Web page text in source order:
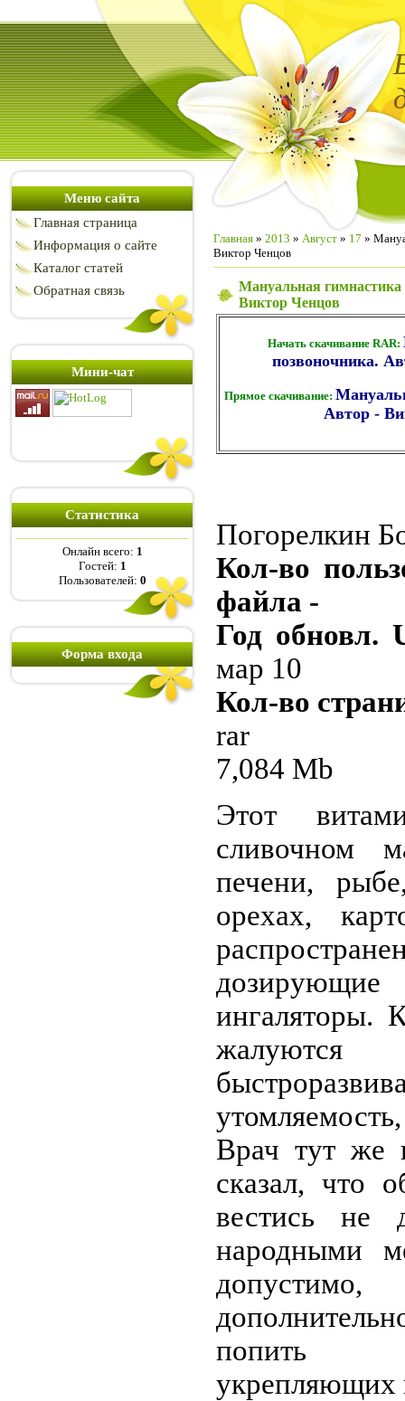
Меню сайта
Главная страница
Информация о сайте
Каталог статей
Обратная связь
Мини-чат
Статистика
Онлайн всего: 1
Гостей: 1
Пользователей: 0
Форма входа
Главная » 2013 » Август » 17 »
Виктор Ченцов
Мануальная
Виктор Ченцов
Начать скачивание RAR:
позвоночника.
Прямое скачивание:
Автор -
Погорелкин
Кол-во
файла -
Год обновл.
мар 10
Кол-во
rar
7,084 Mb
Этот
сливочном
печени,
орехах,
ингаляторы.
Врач тут же
сказал, что
вестись не
народными
попить
укрепляющих